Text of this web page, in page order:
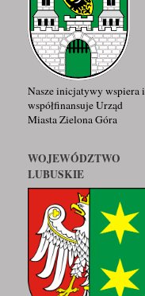
Nasze inicjatywy wspiera i
współfinansuje Urząd
Miasta Zielona Góra
WOJEWÓDZTWO
LUBUSKIE